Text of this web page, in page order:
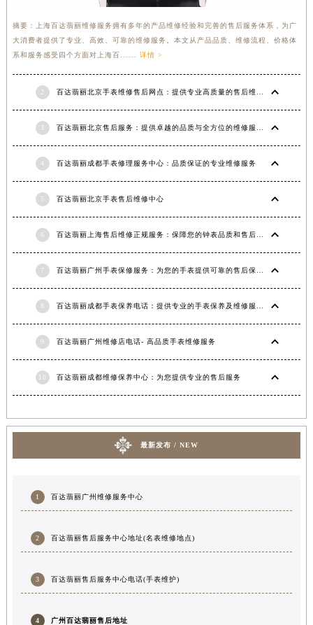
摘要：上海百达翡丽维修服务拥有多年的产品维修经验和完善的售后服务体系，为广
大消费者提供了专业、高效、可靠的维修服务。本文从产品品质、维修流程、价格体
系和服务感受四个方面对上海百...... 详情 >
2
3
4 百达翡丽成都手表修理服务中心：品质保证的专业维修服务
5 百达翡丽北京手表售后维修中心
6
7
8
9 百达翡丽广州维修店电话- 高品质手表维修服务
10 百达翡丽成都维修保养中心：为您提供专业的售后服务
最新发布 / NEW
1 百达翡丽广州维修服务中心
2 百达翡丽售后服务中心地址(名表维修地点)
3 百达翡丽售后服务中心电话(手表维护)
4 广州百达翡丽售后地址